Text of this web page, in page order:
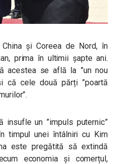
și Coreea de Nord, în
prima în ultimii șapte ani.
acestea se află la ”un nou
că cele două părți ”poartă
un ”impuls puternic”
timpul unei întâlniri cu Kim
este pregătită să extindă
economia și comerțul,